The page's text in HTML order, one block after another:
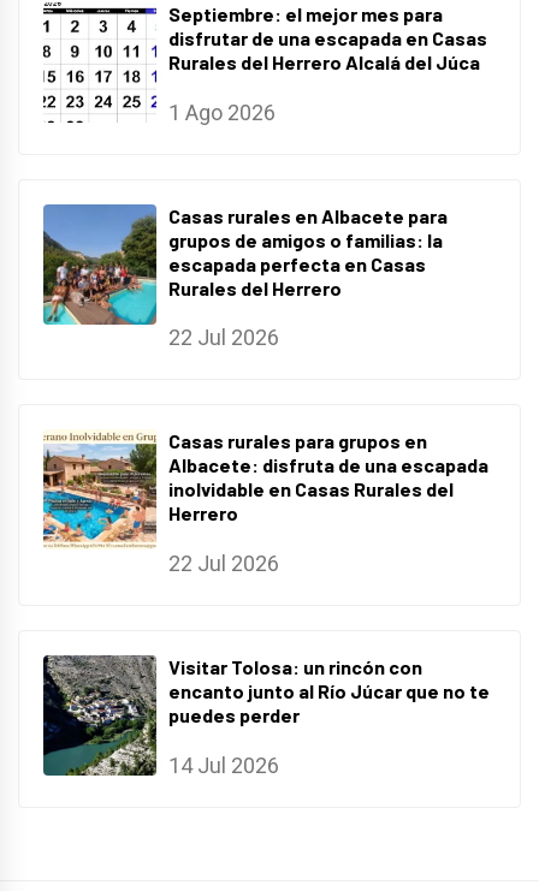
Septiembre: el mejor mes para
disfrutar de una escapada en Casas
Rurales del Herrero Alcalá del Júca
1 Ago 2026
Casas rurales en Albacete para
grupos de amigos o familias: la
escapada perfecta en Casas
Rurales del Herrero
22 Jul 2026
Casas rurales para grupos en
Albacete: disfruta de una escapada
inolvidable en Casas Rurales del
Herrero
22 Jul 2026
Visitar Tolosa: un rincón con
encanto junto al Río Júcar que no te
puedes perder
14 Jul 2026